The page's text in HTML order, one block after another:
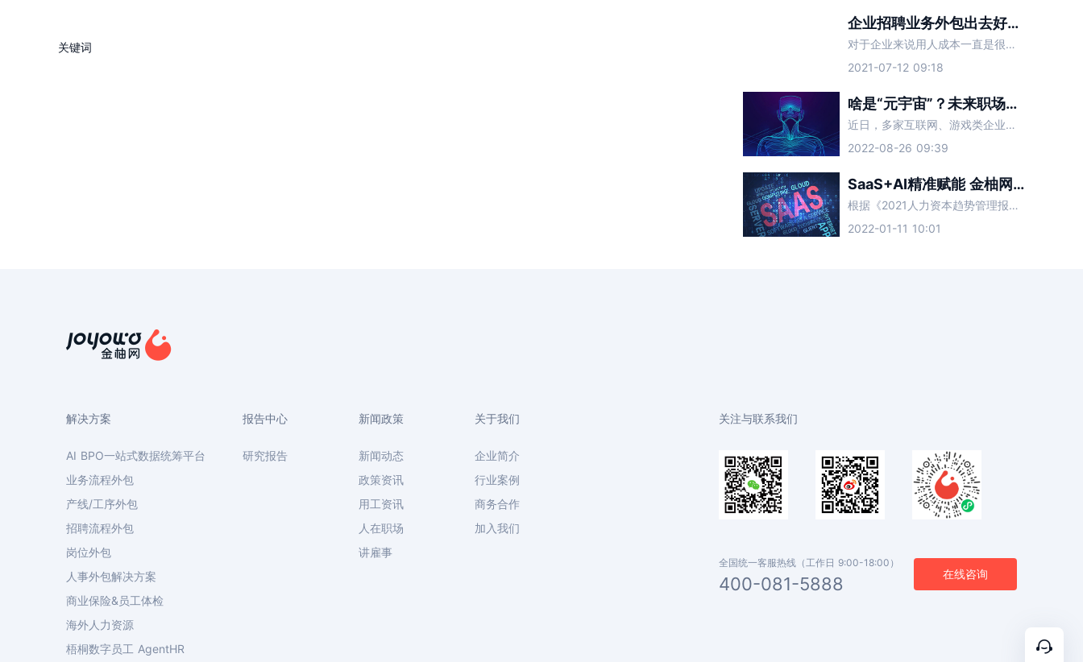

关键词
企业招聘业务外包出去好吗？
对于企业来说用人成本一直是很难解决的问题，如果单独找人来做招聘业务可以说是费时费力，因此大多数企业会直接找第三方人力资源公司合作，这就是我们所说的招聘业务外包服务，这样就会有企业担心靠不靠谱，下面让金
2021-07-12 09:18
啥是“元宇宙”？未来职场新的智能招聘趋势？
近日，多家互联网、游戏类企业透露，计划在近期扩大元宇宙人才招聘规模。薪资方面，业内人士称，普遍应届生的年薪能达到40万-50万元左右，10年经验的资深工程师年薪约为100万-200万元。在大厂屡屡
2022-08-26 09:39
SaaS+AI精准赋能 金柚网助力企业全面提高招聘效率
根据《2021人力资本趋势管理报告》显示，以大数据为核心要素的数字力量正在成为企业人力资源管理的底层支撑，且各种新形态产品层出不穷
2022-01-11 10:01
解决方案
AI BPO一站式数据统筹平台
业务流程外包
产线/工序外包
招聘流程外包
岗位外包
人事外包解决方案
商业保险&员工体检
海外人力资源
梧桐数字员工 AgentHR
报告中心
研究报告
新闻政策
新闻动态
政策资讯
用工资讯
人在职场
讲雇事
关于我们
企业简介
行业案例
商务合作
加入我们
关注与联系我们
全国统一客服热线（工作日 9:00-18:00）
400-081-5888 在线咨询